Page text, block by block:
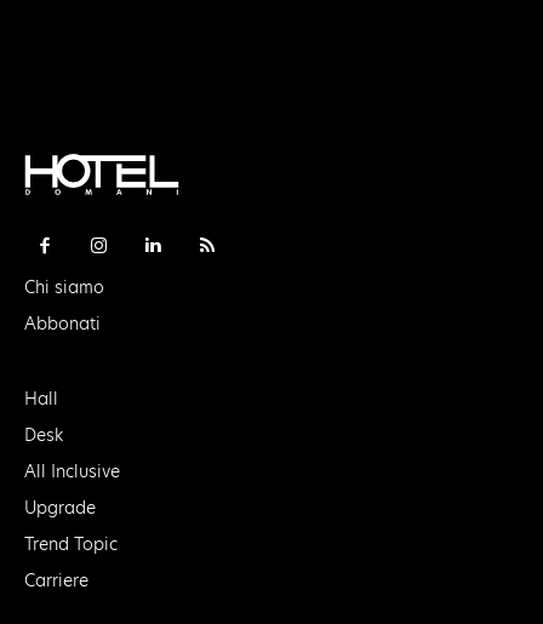
Chi siamo
Abbonati
Hall
Desk
All Inclusive
Upgrade
Trend Topic
Carriere